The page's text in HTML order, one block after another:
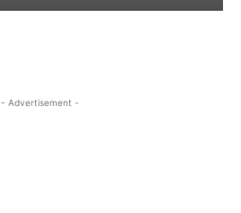
- Advertisement -